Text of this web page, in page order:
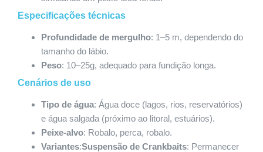
Especificações técnicas
Profundidade de mergulho: 1–5 m, dependendo do
tamanho do lábio.
Peso: 10–25g, adequado para fundição longa.
Cenários de uso
Tipo de água: Água doce (lagos, rios, reservatórios)
e água salgada (próximo ao litoral, estuários).
Peixe-alvo: Robalo, perca, robalo.
Variantes:Suspensão de Crankbaits: Permanecer